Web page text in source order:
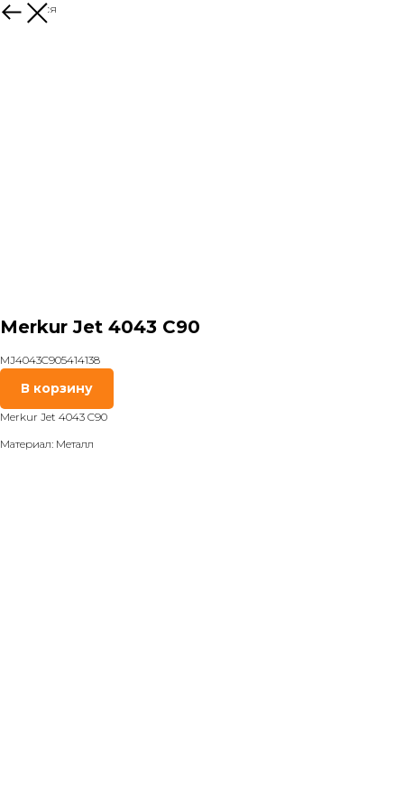
Вернуться
Merkur Jet 4043 C90
MJ4043C905414138
В корзину
Merkur Jet 4043 C90
Материал: Металл